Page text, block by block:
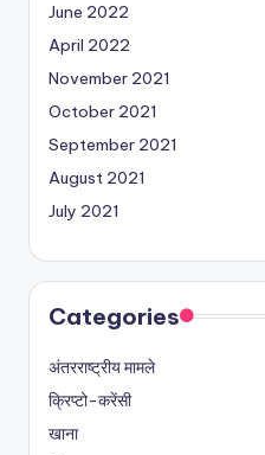
June 2022
April 2022
November 2021
October 2021
September 2021
August 2021
July 2021
Categories
अंतरराष्ट्रीय मामले
क्रिप्टो-करेंसी
खाना